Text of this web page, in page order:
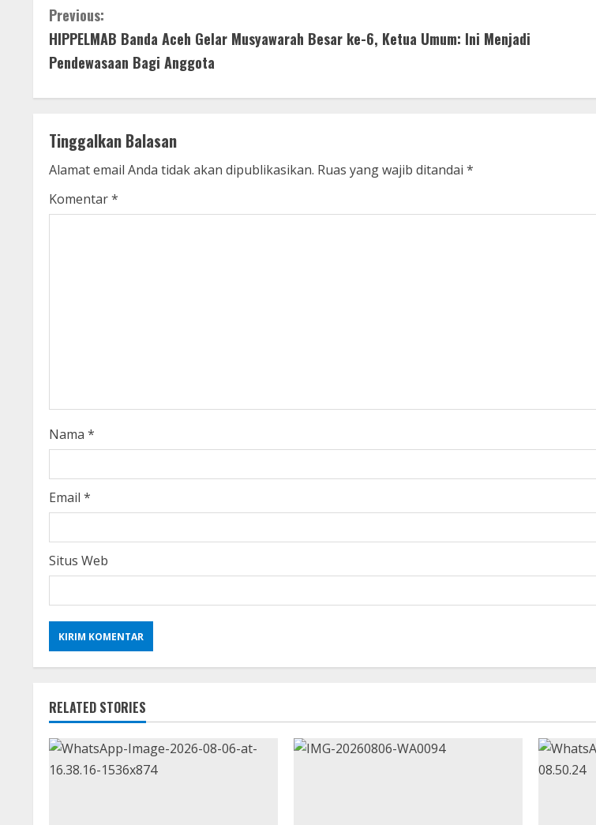
C
o
i
n
u
i
n
g
Previous:
HIPPELMAB Banda Aceh Gelar Musyawarah Besar ke-6, Ketua Umum: Ini Menjadi
Pendewasaan Bagi Anggota
Tinggalkan Balasan
Alamat email Anda tidak akan dipublikasikan. Ruas yang wajib ditandai *
Komentar*
Nama *
Email *
Situs Web
RELATED STORIES